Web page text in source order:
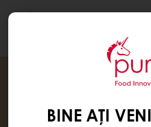
BINE AȚI